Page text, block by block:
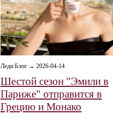
Леди Блог → 2026-04-14
Шестой сезон "Эмили в
Париже" отправится в
Грецию и Монако